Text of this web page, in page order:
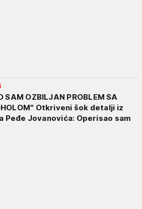
SAM OZBILJAN PROBLEM SA
Otkriveni šok detalji iz
Peđe Jovanovića: Operisao sam